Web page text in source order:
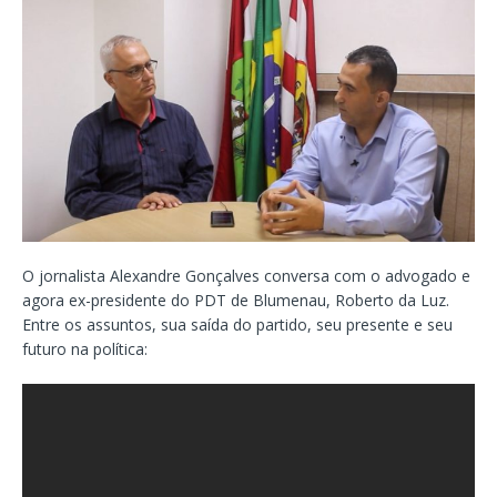
O jornalista Alexandre Gonçalves conversa com o advogado e
agora ex-presidente do PDT de Blumenau, Roberto da Luz.
Entre os assuntos, sua saída do partido, seu presente e seu
futuro na política: